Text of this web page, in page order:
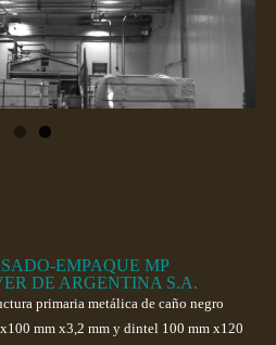
EMPAQUE MP
DE ARGENTINA S.A.
primaria metálica de caño negro
mm x3,2 mm y dintel 100 mm x120